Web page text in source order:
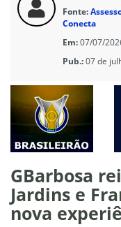
Fonte:
Conecta
Em:07/07/
Pub.:07 de
GBarbosa
Jardins e
nova